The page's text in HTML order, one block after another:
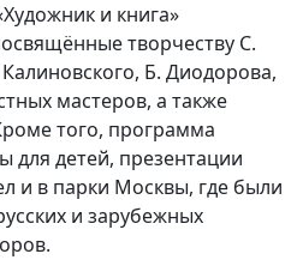
и книга»
творчеству С.
Б. Диодорова,
мастеров, а также
того, программа
для детей, презентации
и в парки Москвы, где были
и зарубежных